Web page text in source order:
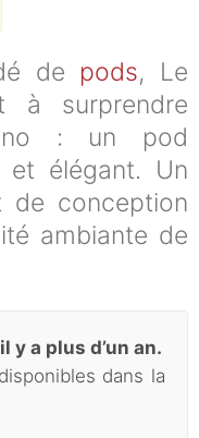
de pods, Le
à surprendre
: un pod
et élégant. Un
conception
ambiante de
y a plus d’un an.
dans la